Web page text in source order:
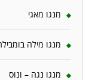
מנגו מאגי
מנגו מילה
מנגו נגה – ונוס